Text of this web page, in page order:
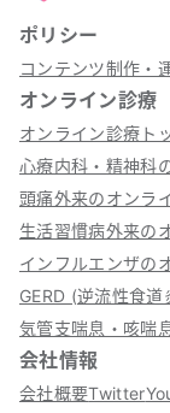
ポリシー
コンテンツ制作・
オンライン診療
オンライン診療ト
心療内科・精神科
頭痛外来のオンラ
生活習慣病外来の
インフルエンザの
GERD (逆流性食
気管支喘息・咳喘
会社情報
会社概要Twitter